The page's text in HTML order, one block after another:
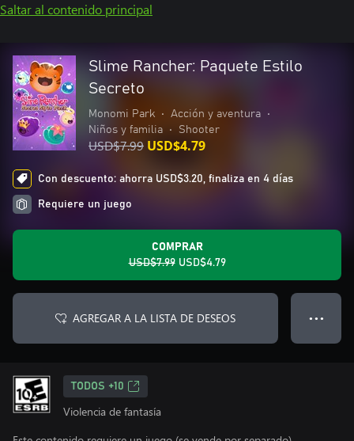
Saltar al contenido principal
Slime Rancher: Paquete Estilo
Secreto
Monomi Park • Acción y aventura
•
Niños y familia
• Shooter
USD$7.99 USD$4.79
Con descuento: ahorra USD$3.20, finaliza en 4 días
Requiere un juego
COMPRAR
USD$7.99 USD$4.79
AGREGAR A LA LISTA DE DESEOS ● ● ●
TODOS +10
Violencia de fantasía